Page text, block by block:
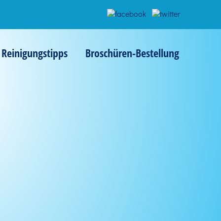
Reinigungstipps Broschüren-Bestellung